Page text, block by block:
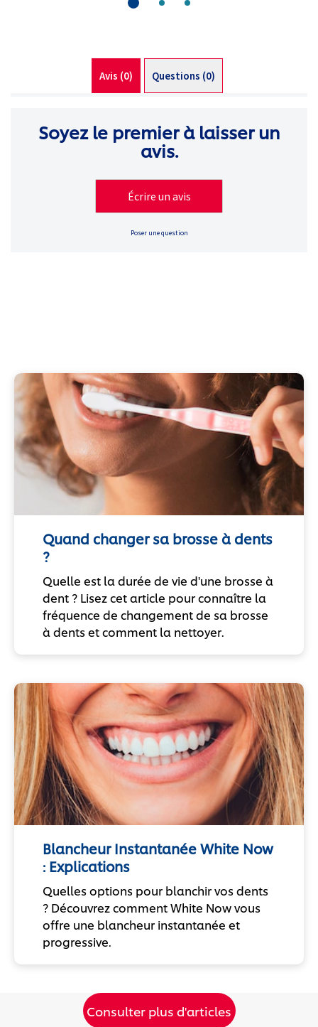
product
Avis (0) Questions (0)
Soyez le premier à laisser un
avis.
Écrire un avis
Poser une question
Quand changer sa brosse à dents
?
Quelle est la durée de vie d'une brosse à
dent ? Lisez cet article pour connaître la
fréquence de changement de sa brosse
à dents et comment la nettoyer.
Blancheur Instantanée White Now
: Explications
Quelles options pour blanchir vos dents
? Découvrez comment White Now vous
offre une blancheur instantanée et
progressive.
Consulter plus d'articles